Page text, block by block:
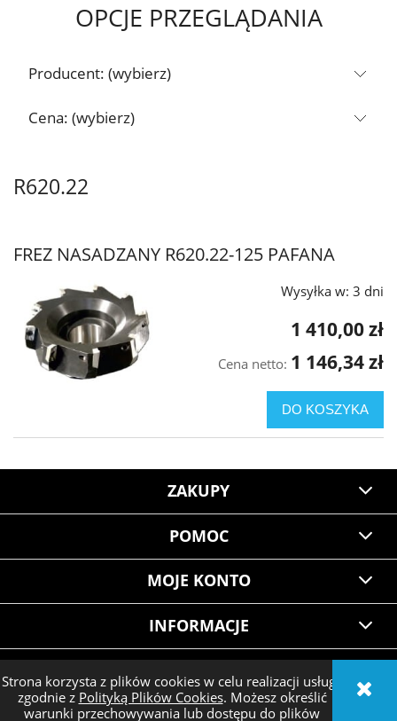
Strona korzysta z plików cookies w celu realizacji usług i
zgodnie z Polityką Plików Cookies. Możesz określić
warunki przechowywania lub dostępu do plików
OPCJE PRZEGLĄDANIA
Producent: (wybierz)
Cena: (wybierz)
R620.22
FREZ NASADZANY R620.22-125 PAFANA
Wysyłka w: 3 dni
1 410,00 zł
Cena netto: 1 146,34 zł
DO KOSZYKA
ZAKUPY
POMOC
MOJE KONTO
INFORMACJE
POKAŻ PEŁNĄ WERSJĘ STRONY